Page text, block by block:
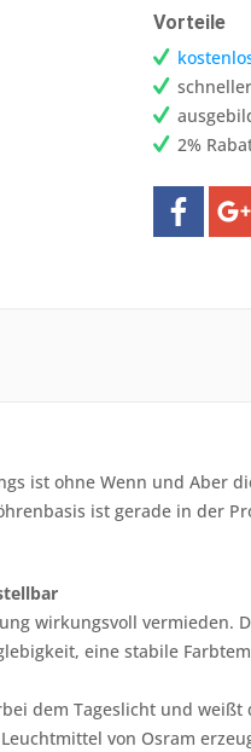
Vorteile
2%
ist ohne Wenn und Aber
ist gerade in der
wirkungsvoll vermieden.
eine stabile
dem Tageslicht und
von Osram